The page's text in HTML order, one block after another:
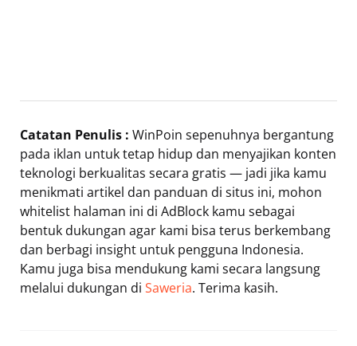
Catatan Penulis : WinPoin sepenuhnya bergantung
pada iklan untuk tetap hidup dan menyajikan konten
teknologi berkualitas secara gratis — jadi jika kamu
menikmati artikel dan panduan di situs ini, mohon
whitelist halaman ini di AdBlock kamu sebagai
bentuk dukungan agar kami bisa terus berkembang
dan berbagi insight untuk pengguna Indonesia.
Kamu juga bisa mendukung kami secara langsung
melalui dukungan di Saweria. Terima kasih.